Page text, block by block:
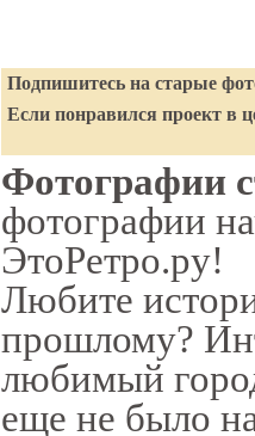
Подпишитесь на старые
Если понравился проект в
Фотографии
фотографии
ЭтоРетро.ру!
Любите
прошлому?
любимый
еще не было